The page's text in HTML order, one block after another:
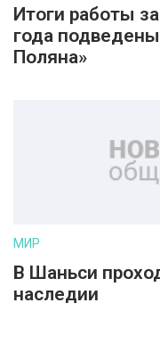
Итоги работы
года
Поляна»
МИР
В Шаньси
наследии